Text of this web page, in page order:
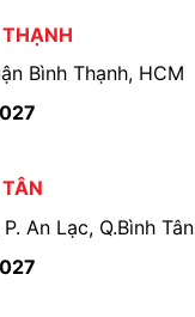
Bình Thạnh, HCM
An Lạc, Q.Bình Tân